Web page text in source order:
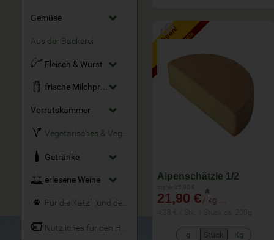
Gemüse
Aus der Bäckerei
Fleisch & Wurst
frische Milchprodukte
Vorratskammer
Getränke
erlesene Weine
Für die Katz´ (und den Hund)
Aktion!
bis zum 15.8.2026
Alpenschätzle 1/2
21,90 € *
/ kg ....
g Stück Kg